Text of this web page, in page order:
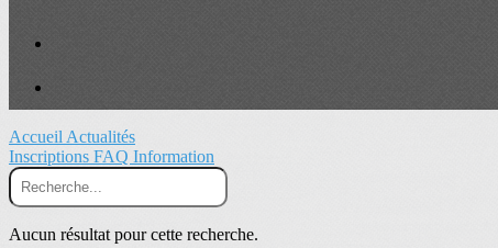
Accueil Actualités
Inscriptions FAQ Information
Aucun résultat pour cette recherche.